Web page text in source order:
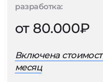
разработка:
от 80.000₽
Включена
месяц